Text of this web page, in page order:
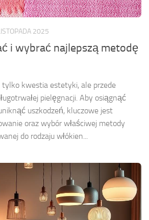
2025
i wybrać najlepszą metodę
kwestia estetyki, ale przede
pielęgnacji. Aby osiągnąć
uszkodzeń, kluczowe jest
oraz wybór właściwej metody
do rodzaju włókien...